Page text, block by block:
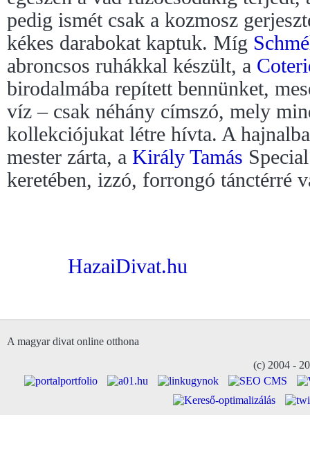
pedig ismét csak a kozmosz
kékes darabokat kaptuk. Míg
abroncsos ruhákkal készült, a
birodalmába repített bennünket,
víz – csak néhány címszó, mely
kollekciójukat létre hívta. A
mester zárta, a Király Tamás
keretében, izzó, forrongó tánctérré
HazaiDivat.hu
A magyar divat online otthona
(c) 2004 -